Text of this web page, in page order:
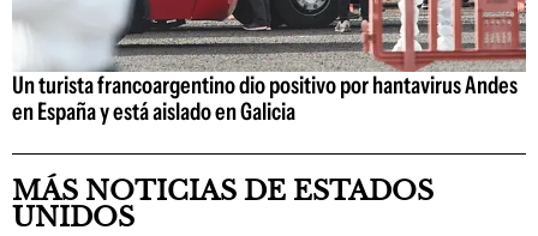
Un turista francoargentino dio positivo por hantavirus Andes
en España y está aislado en Galicia
MÁS NOTICIAS DE ESTADOS
UNIDOS